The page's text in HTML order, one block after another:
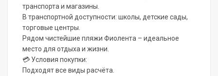
транспорта и магазины.
В транспортной доступности: школы, детские сады,
торговые центры.
Рядом чистейшие пляжи Фиолента – идеальное
место для отдыха и жизни.
💳 Условия покупки:
Подходят все виды расчёта.